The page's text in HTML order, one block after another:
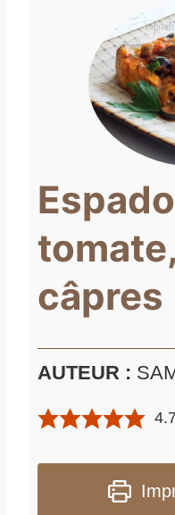
câpres
AUTEUR :